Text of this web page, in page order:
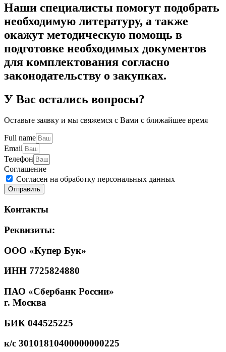
Наши специалисты помогут подобрать
необходимую литературу, а также
окажут методическую помощь в
подготовке необходимых документов
для комплектования согласно
законодательству о закупках.
У Вас остались вопросы?
Оставьте заявку и мы свяжемся с Вами с ближайшее время
Full name
Email
Телефон
Соглашение
Согласен на обработку персональных данных
Отправить
Контакты
Реквизиты:
ООО «Купер Бук»
ИНН 7725824880
ПАО «Сбербанк России»
г. Москва
БИК 044525225
к/с 30101810400000000225